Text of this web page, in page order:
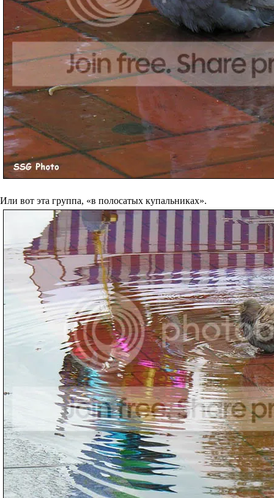
Или вот эта группа, «в полосатых купальниках».